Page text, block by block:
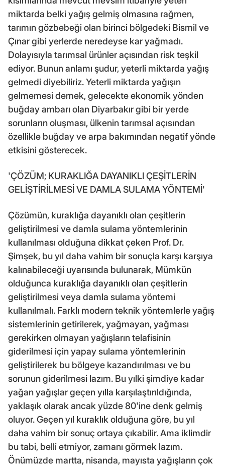
miktarda belki yağış gelmiş olmasına rağmen,
tarımın gözbebeği olan birinci bölgedeki Bismil ve
Çınar gibi yerlerde neredeyse kar yağmadı.
Dolayısıyla tarımsal ürünler açısından risk teşkil
ediyor. Bunun anlamı şudur, yeterli miktarda yağış
gelmedi diyebiliriz. Yeterli miktarda yağışın
gelmemesi demek, gelecekte ekonomik yönden
buğday ambarı olan Diyarbakır gibi bir yerde
sorunların oluşması, ülkenin tarımsal açısından
özellikle buğday ve arpa bakımından negatif yönde
etkisini gösterecek.
'ÇÖZÜM; KURAKLIĞA DAYANIKLI ÇEŞİTLERİN
GELİŞTİRİLMESİ VE DAMLA SULAMA YÖNTEMİ'
Çözümün, kuraklığa dayanıklı olan çeşitlerin
geliştirilmesi ve damla sulama yöntemlerinin
kullanılması olduğuna dikkat çeken Prof. Dr.
Şimşek, bu yıl daha vahim bir sonuçla karşı karşıya
kalınabileceği uyarısında bulunarak, Mümkün
olduğunca kuraklığa dayanıklı olan çeşitlerin
geliştirilmesi veya damla sulama yöntemi
kullanılmalı. Farklı modern teknik yöntemlerle yağış
sistemlerinin getirilerek, yağmayan, yağması
gerekirken olmayan yağışların telafisinin
giderilmesi için yapay sulama yöntemlerinin
geliştirilerek bu bölgeye kazandırılması ve bu
sorunun giderilmesi lazım. Bu yılki şimdiye kadar
yağan yağışlar geçen yılla karşılaştırıldığında,
yaklaşık olarak ancak yüzde 80'ine denk gelmiş
oluyor. Geçen yıl kuraklık olduğuna göre, bu yıl
daha vahim bir sonuç ortaya çıkabilir. Ama iklimdir
bu tabi, belli etmiyor, zamanı görmek lazım.
Önümüzde martta, nisanda, mayısta yağışların çok